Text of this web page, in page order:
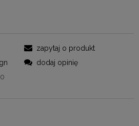
zapytaj o produkt
dodaj opinię